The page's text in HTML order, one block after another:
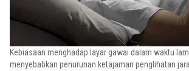
Kebiasaan menghadap layar gawai dalam waktu
menyebabkan penurunan ketajaman penglihatan